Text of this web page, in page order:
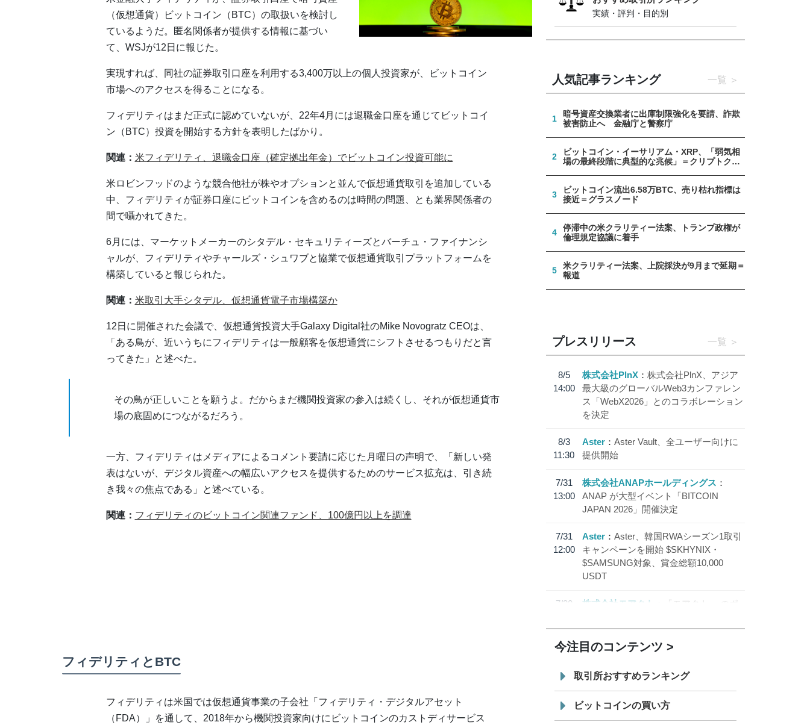
（仮想通貨）ビットコイン（BTC）の取扱いを検討し
ているようだ。匿名関係者が提供する情報に基づい
て、WSJが12日に報じた。
実現すれば、同社の証券取引口座を利用する3,400万以上の個人投資家が、ビットコイン
市場へのアクセスを得ることになる。
フィデリティはまだ正式に認めていないが、22年4月には退職金口座を通じてビットコイ
ン（BTC）投資を開始する方針を表明したばかり。
関連： 米フィデリティ、退職金口座（確定拠出年金）でビットコイン投資可能に
米ロビンフッドのような競合他社が株やオプションと並んで仮想通貨取引を追加している
中、フィデリティが証券口座にビットコインを含めるのは時間の問題、とも業界関係者の
間で囁かれてきた。
6月には、マーケットメーカーのシタデル・セキュリティーズとバーチュ・ファイナンシ
ャルが、フィデリティやチャールズ・シュワブと協業で仮想通貨取引プラットフォームを
構築していると報じられた。
関連： 米取引大手シタデル、仮想通貨電子市場構築か
12日に開催された会議で、仮想通貨投資大手Galaxy Digital社のMike Novogratz CEOは、
「ある鳥が、近いうちにフィデリティは一般顧客を仮想通貨にシフトさせるつもりだと言
ってきた」と述べた。
その鳥が正しいことを願うよ。だからまだ機関投資家の参入は続くし、それが仮想通貨市
場の底固めにつながるだろう。
一方、フィデリティはメディアによるコメント要請に応じた月曜日の声明で、「新しい発
表はないが、デジタル資産への幅広いアクセスを提供するためのサービス拡充は、引き続
き我々の焦点である」と述べている。
関連： フィデリティのビットコイン関連ファンド、100億円以上を調達
フィデリティとBTC
フィデリティは米国では仮想通貨事業の子会社「フィデリティ・デジタルアセット
（FDA）」を通して、2018年から機関投資家向けにビットコインのカストディサービス
実績・評判・目的別
人気記事ランキング 一覧
1
暗号資産交換業者に出庫制限強化を要請、詐欺
被害防止へ 金融庁と警察庁
2
ビットコイン・イーサリアム・XRP、「弱気相
場の最終段階に典型的な兆候」＝クリプトクア
3
ビットコイン流出6.58万BTC、売り枯れ指標は
接近＝グラスノード
4
停滞中の米クラリティー法案、トランプ政権が
倫理規定協議に着手
5
米クラリティー法案、上院採決が9月まで延期＝
報道
プレスリリース 一覧
8/5
14:00
株式会社PlnX
株式会社PlnX、アジア
最大級のグローバルWeb3カンファレン
ス「WebX2026」とのコラボレーション
を決定
8/3
11:30
Aster
Aster Vault、全ユーザー向けに
提供開始
7/31
13:00
株式会社ANAPホールディングス
ANAP が大型イベント「BITCOIN
JAPAN 2026」開催決定
7/31
12:00
Aster
Aster、韓国RWAシーズン1取引
キャンペーンを開始 $SKHYNIX・
$SAMSUNG対象、賞金総額10,000
USDT
7/30
株式会社モアクト
「モアクト」 のポ
「 JPYC」を追加
19:30
てステーブルコイン「JPYSC」徹底解
説セミナーを開催
今注目のコンテンツ
取引所おすすめランキング
ビットコインの買い方